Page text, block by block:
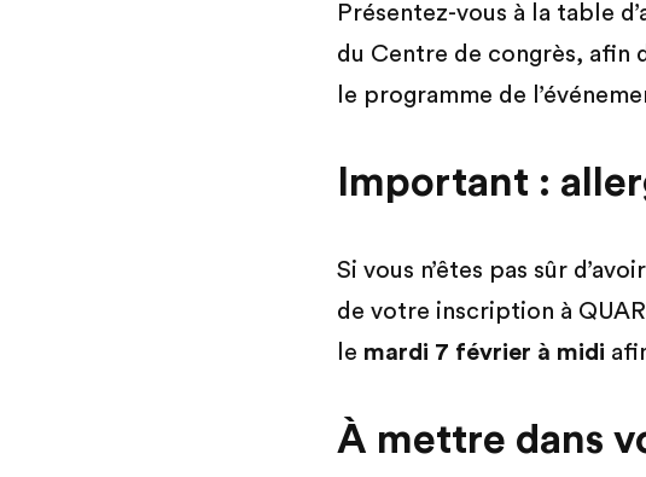
Présentez-vous à la table
du Centre de congrès,
le programme de
Important :
Si vous n’êtes pas sûr
de votre inscription à
le mardi 7 février à midi
À mettre dans